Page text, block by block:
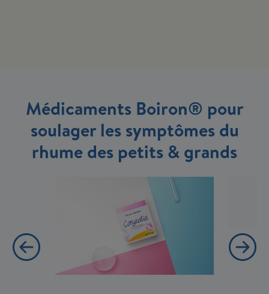
Médicaments Boiron® pour
soulager les symptômes du
rhume des petits & grands